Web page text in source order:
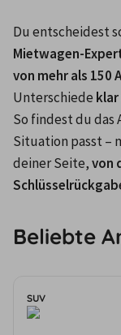
Du entscheidest
Mietwagen-
von mehr als 150
Unterschiede klar
So findest du das
Situation passt –
deiner Seite, von
Beliebte
SUV